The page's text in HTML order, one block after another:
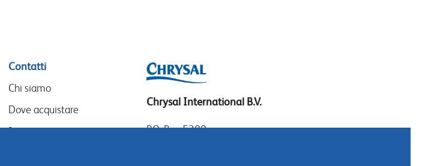
Contatti
Chi siamo
Dove acquistare
I nostri partner
Chrysal International B.V.
P.O. Box 5300